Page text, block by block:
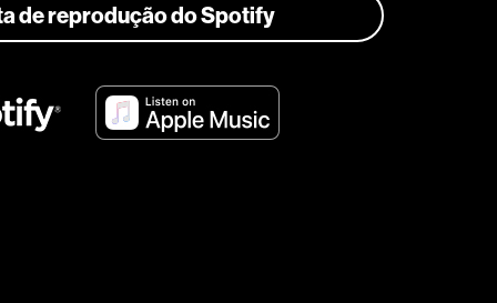
de reprodução do Spotify